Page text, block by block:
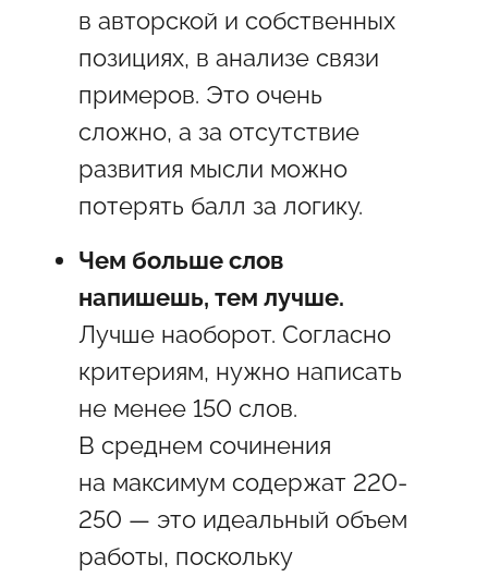
в авторской и собственных
позициях, в анализе связи
примеров. Это очень
сложно, а за отсутствие
развития мысли можно
потерять балл за логику.
Чем больше слов
напишешь, тем лучше.
Лучше наоборот. Согласно
критериям, нужно написать
не менее 150 слов.
В среднем сочинения
на максимум содержат 220-
250 — это идеальный объем
работы, поскольку